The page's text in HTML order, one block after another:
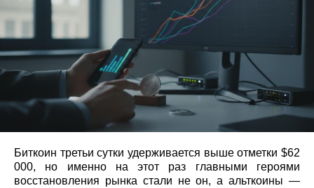
Биткоин третьи сутки удерживается выше отметки $62
000, но именно на этот раз главными героями
восстановления рынка стали не он, а альткоины —